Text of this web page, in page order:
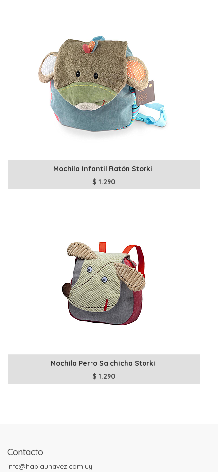
Mochila Infantil Ratón Storki
$1.290
Mochila Perro Salchicha Storki
$1.290
Contacto
info@habiaunavez.com.uy